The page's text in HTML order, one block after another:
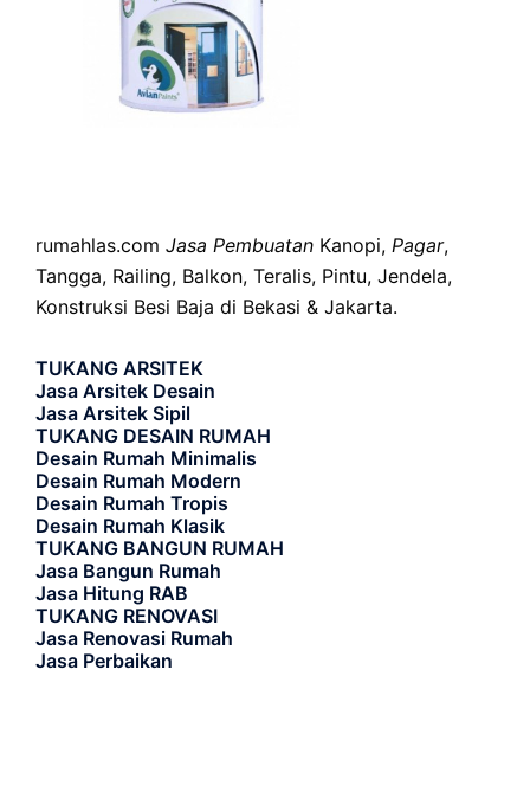
rumahlas.com Jasa Pembuatan Kanopi, Pagar,
Tangga, Railing, Balkon, Teralis, Pintu, Jendela,
Konstruksi Besi Baja di Bekasi & Jakarta.
TUKANG ARSITEK
Jasa Arsitek Desain
Jasa Arsitek Sipil
TUKANG DESAIN RUMAH
Desain Rumah Minimalis
Desain Rumah Modern
Desain Rumah Tropis
Desain Rumah Klasik
TUKANG BANGUN RUMAH
Jasa Bangun Rumah
Jasa Hitung RAB
TUKANG RENOVASI
Jasa Renovasi Rumah
Jasa Perbaikan